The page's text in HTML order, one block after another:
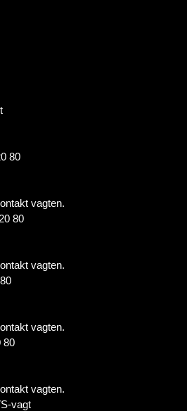
80
vagten.
80
vagten.
vagten.
80
vagten.
vagt